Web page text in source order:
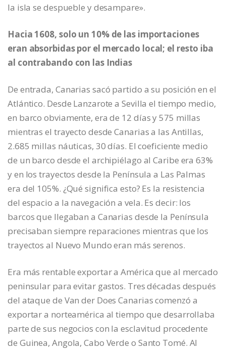
la isla se despueble y desampare».
Hacia 1608, solo un 10% de las importaciones
eran absorbidas por el mercado local; el resto iba
al contrabando con las Indias
De entrada, Canarias sacó partido a su posición en el
Atlántico. Desde Lanzarote a Sevilla el tiempo medio,
en barco obviamente, era de 12 días y 575 millas
mientras el trayecto desde Canarias a las Antillas,
2.685 millas náuticas, 30 días. El coeficiente medio
de un barco desde el archipiélago al Caribe era 63%
y en los trayectos desde la Península a Las Palmas
era del 105%. ¿Qué significa esto? Es la resistencia
del espacio a la navegación a vela. Es decir: los
barcos que llegaban a Canarias desde la Península
precisaban siempre reparaciones mientras que los
trayectos al Nuevo Mundo eran más serenos.
Era más rentable exportar a América que al mercado
peninsular para evitar gastos. Tres décadas después
del ataque de Van der Does Canarias comenzó a
exportar a norteamérica al tiempo que desarrollaba
parte de sus negocios con la esclavitud procedente
de Guinea, Angola, Cabo Verde o Santo Tomé. Al